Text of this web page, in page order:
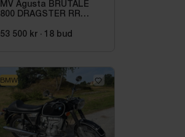
MV Agusta BRUTALE
800 DRAGSTER RR
53 500 kr · 18 bud
BMW